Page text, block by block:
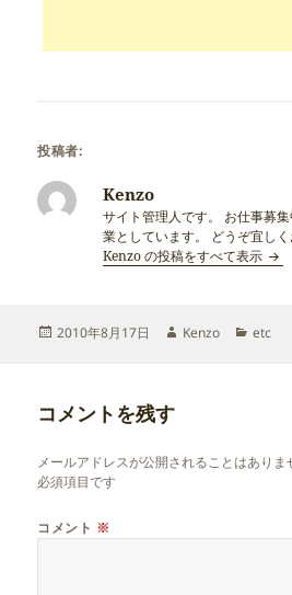
投稿者:
Kenzo
サイト管理人です。 お仕事募
業としています。 どうぞ宜しく
Kenzo の投稿をすべて表示
投
2010年8月17日
作
Kenzo
カ
etc
コメントを残す
メールアドレスが公開されることはありま
必須項目です
コメント ※